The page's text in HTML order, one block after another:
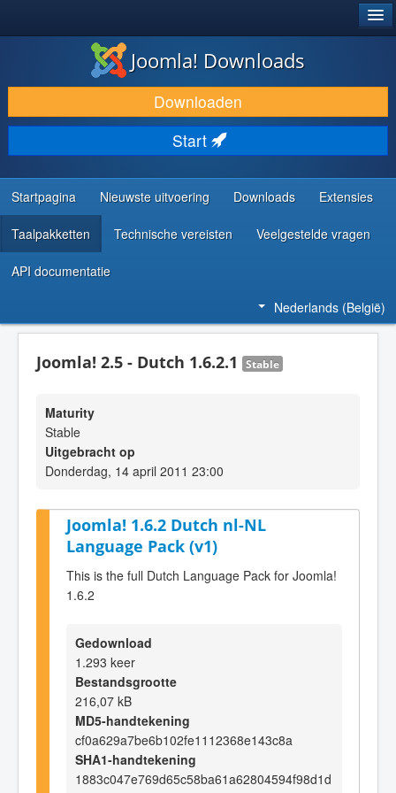
DOWNLOAD & BREID UIT
ONTDEK & LEER
COMMUNITY & ONDERSTEUNING
ONTWIKKELAARSBRONNEN
Joomla! Downloads
Downloaden
Start
Startpagina Nieuwste uitvoering Downloads Extensies
Taalpakketten Technische vereisten Veelgestelde vragen
API documentatie
Nederlands (België)
Joomla! 2.5 - Dutch 1.6.2.1 Stable
Maturity
Stable
Uitgebracht op
Donderdag, 14 april 2011 23:00
Joomla! 1.6.2 Dutch nl-NL
Language Pack (v1)
This is the full Dutch Language Pack for Joomla!
1.6.2
Gedownload
1.293 keer
Bestandsgrootte
216,07 kB
MD5-handtekening
cf0a629a7be6b102fe1112368e143c8a
SHA1-handtekening
1883c047e769d65c58ba61a62804594f98d1d